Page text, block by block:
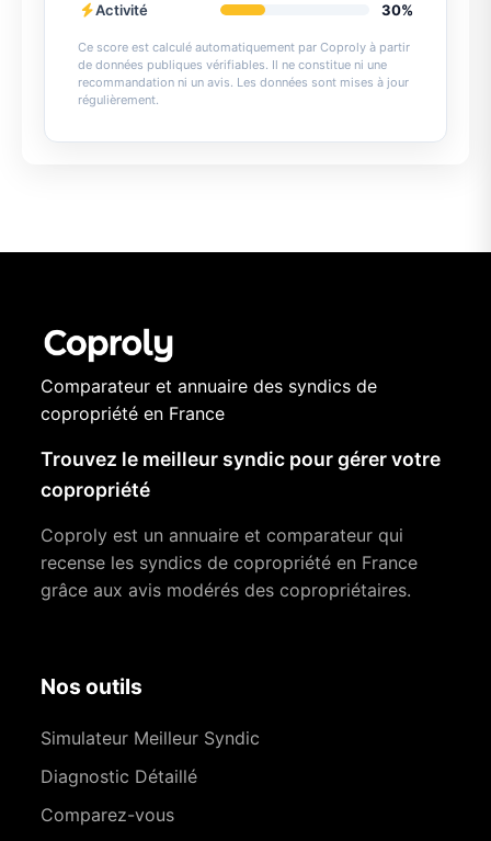
Activité
30%
Ce score est calculé automatiquement par Coproly à partir
de données publiques vérifiables. Il ne constitue ni une
recommandation ni un avis. Les données sont mises à jour
régulièrement.
Comparateur et annuaire des syndics de
copropriété en France
Trouvez le meilleur syndic pour gérer votre
copropriété
Coproly est un annuaire et comparateur qui
recense les syndics de copropriété en France
grâce aux avis modérés des copropriétaires.
Nos outils
Simulateur Meilleur Syndic
Diagnostic Détaillé
Comparez-vous